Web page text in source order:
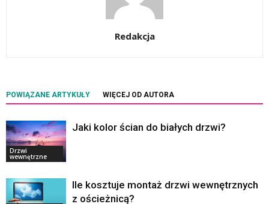
Redakcja
POWIĄZANE ARTYKUŁY WIĘCEJ OD AUTORA
Drzwi
wewnętrzne
Jaki kolor ścian do białych drzwi?
Ile kosztuje montaż drzwi wewnętrznych
z ościeżnicą?